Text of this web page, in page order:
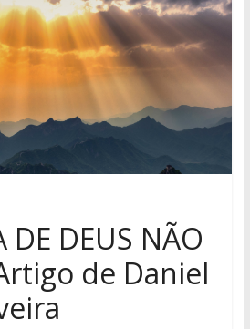
DE DEUS NÃO
de Daniel